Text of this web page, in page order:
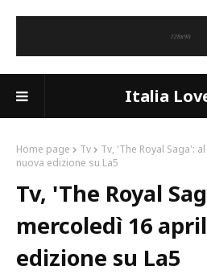
Italia
Home page Tv
Tv, 'The Royal Saga':
nuova edizione su La5
Tv, 'The Royal
mercoledì 16
edizione su La5